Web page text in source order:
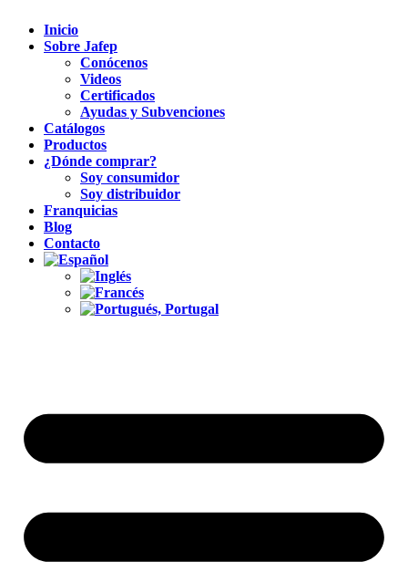
Inicio
Sobre Jafep
Conócenos
Videos
Certificados
Ayudas y Subvenciones
Catálogos
Productos
¿Dónde comprar?
Soy consumidor
Soy distribuidor
Franquicias
Blog
Contacto